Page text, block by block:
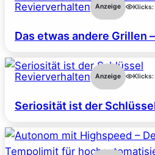
Revierverhalten Anzeige Klicks:
Das etwas andere Grillen
Revierverhalten Anzeige Klicks:
Seriosität ist der